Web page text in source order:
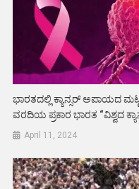
ಭಾರತದಲ್ಲಿ ಕ್ಯಾನ್ಸರ್ ಅಪಾಯದ
ವರದಿಯ ಪ್ರಕಾರ ಭಾರತ “ವಿಶ್ವದ
April 11, 2024